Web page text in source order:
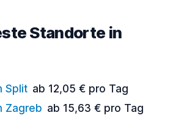
Standorte in
Split ab 12,05 € pro Tag
Zagreb ab 15,63 € pro Tag